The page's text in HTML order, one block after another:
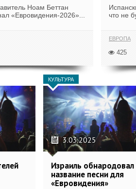
Ноам Беттан
«Евровидения-2026»...
что не
ЕВРОПА
425
КУЛЬТУРА
3.03.2025
Израиль обнародовал
название песни для
«Евровидения»